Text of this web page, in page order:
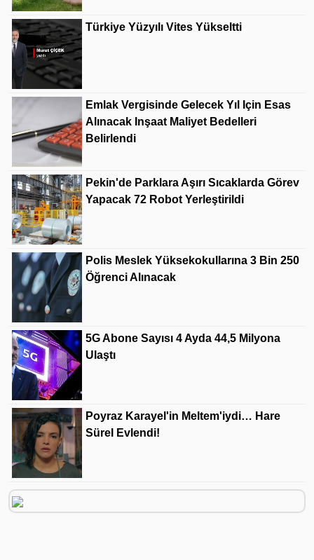
Türkiye Yüzyılı Vites Yükseltti
Emlak Vergisinde Gelecek Yıl Için Esas
Alınacak Inşaat Maliyet Bedelleri
Belirlendi
Pekin'de Parklara Aşırı Sıcaklarda Görev
Yapacak 72 Robot Yerleştirildi
Polis Meslek Yüksekokullarına 3 Bin 250
Öğrenci Alınacak
5G Abone Sayısı 4 Ayda 44,5 Milyona
Ulaştı
Poyraz Karayel'in Meltem'iydi… Hare
Sürel Evlendi!